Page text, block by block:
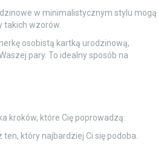
w minimalistycznym stylu mogą
takich wzorów.
osobistą kartką urodzinową,
pary. To idealny sposób na
kroków, które Cię poprowadzą:
który najbardziej Ci się podoba.